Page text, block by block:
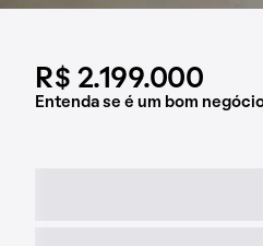
R$ 2.199.000
Entenda se é um bom